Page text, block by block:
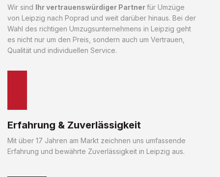
Wir sind Ihr vertrauenswürdiger Partnerfür Umzüge
von Leipzig nach Poprad und weit darüber hinaus. Bei der
Wahl des richtigen Umzugsunternehmens in Leipzig geht
es nicht nur um den Preis, sondern auch um Vertrauen,
Qualität und individuellen Service.
Erfahrung & Zuverlässigkeit
Mit über 17 Jahren am Markt zeichnen uns umfassende
Erfahrung und bewährte Zuverlässigkeit in Leipzig aus.